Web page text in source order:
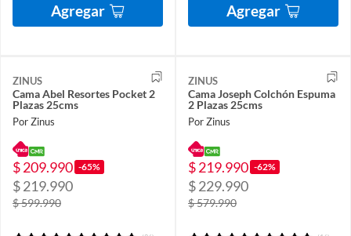
Agregar Agregar
ZINUS
Cama Abel Resortes Pocket 2
Plazas 25cms
Por Zinus
$ 209.990 -65%
$ 219.990
$ 599.990
ZINUS
Cama Joseph Colchón Espuma
2 Plazas 25cms
Por Zinus
$ 219.990 -62%
$ 229.990
$ 579.990